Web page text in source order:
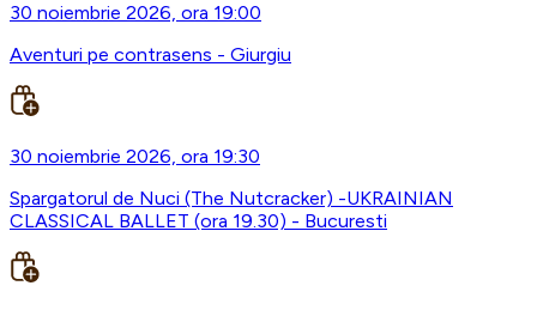
30 noiembrie 2026, ora 19:00
Aventuri pe contrasens - Giurgiu
30 noiembrie 2026, ora 19:30
Spargatorul de Nuci (The Nutcracker) -UKRAINIAN
CLASSICAL BALLET (ora 19.30) - Bucuresti